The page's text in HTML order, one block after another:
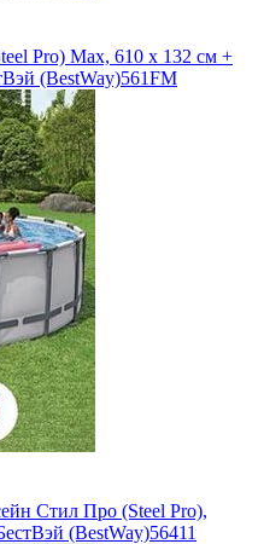
Pro) Мах, 610 х 132 см +
(BestWay)561FM
Стил Про (Steel Pro),
(BestWay)56411